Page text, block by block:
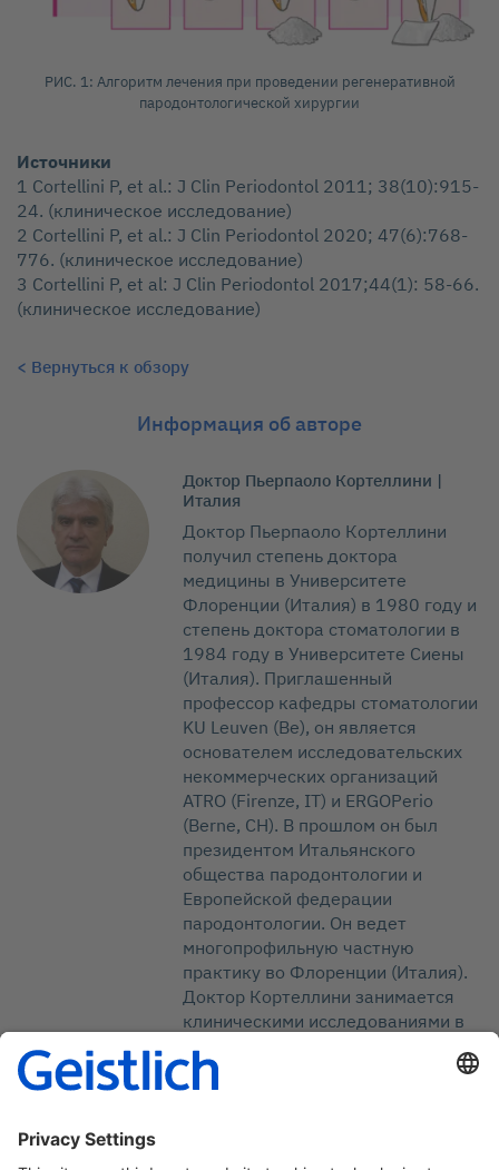
РИС. 1: Алгоритм лечения при проведении регенеративной
пародонтологической хирургии
Источники
1 Cortellini P, et al.: J Clin Periodontol 2011; 38(10):915-
24. (клиническое исследование)
2 Cortellini P, et al.: J Clin Periodontol 2020; 47(6):768-
776. (клиническое исследование)
3 Cortellini P, et al: J Clin Periodontol 2017;44(1): 58-66.
(клиническое исследование)
< Вернуться к обзору
Информация об авторе
Доктор Пьерпаоло Кортеллини |
Италия
Доктор Пьерпаоло Кортеллини
получил степень доктора
медицины в Университете
Флоренции (Италия) в 1980 году и
степень доктора стоматологии в
1984 году в Университете Сиены
(Италия). Приглашенный
профессор кафедры стоматологии
KU Leuven (Be), он является
основателем исследовательских
некоммерческих организаций
ATRO (Firenze, IT) и ERGOPerio
(Berne, CH). В прошлом он был
президентом Итальянского
общества пародонтологии и
Европейской федерации
пародонтологии. Он ведет
многопрофильную частную
практику во Флоренции (Италия).
Доктор Кортеллини занимается
клиническими исследованиями в
области пародонтологии с 1982
года, уделяя особое внимание
регенерации пародонта,